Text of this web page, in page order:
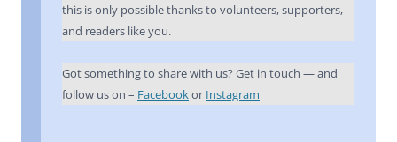
this is only possible thanks to volunteers, supporters,
and readers like you.
Got something to share with us? Get in touch — and
follow us on – Facebookor Instagram